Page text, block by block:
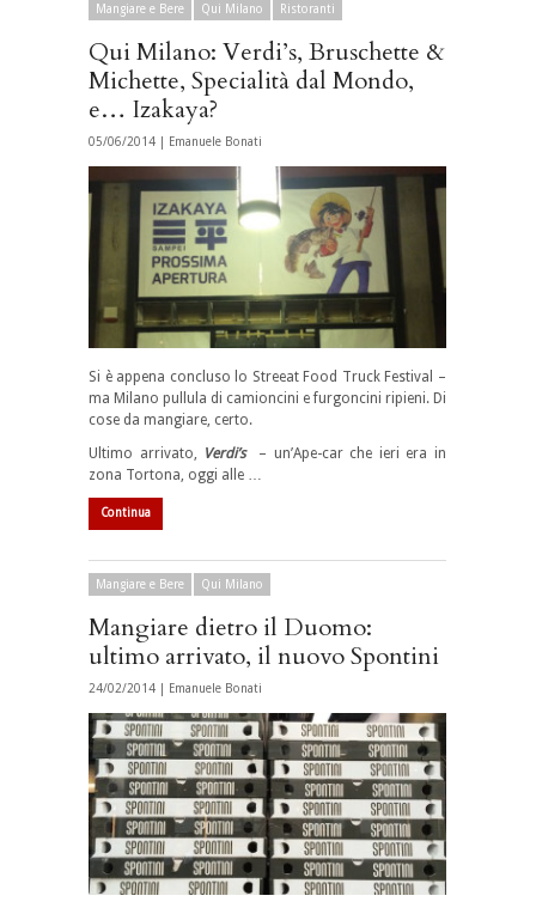
Mangiare e Bere Qui Milano Ristoranti
Qui Milano: Verdi’s, Bruschette &
Michette, Specialità dal Mondo,
e… Izakaya?
05/06/2014 | Emanuele Bonati
Si è appena concluso lo Streeat Food Truck Festival –
ma Milano pullula di camioncini e furgoncini ripieni. Di
cose da mangiare, certo.
Ultimo arrivato, Verdi’s
– un’Ape-car che ieri era in
zona Tortona, oggi alle …
Continua
Mangiare e Bere Qui Milano
Mangiare dietro il Duomo:
ultimo arrivato, il nuovo Spontini
24/02/2014 | Emanuele Bonati